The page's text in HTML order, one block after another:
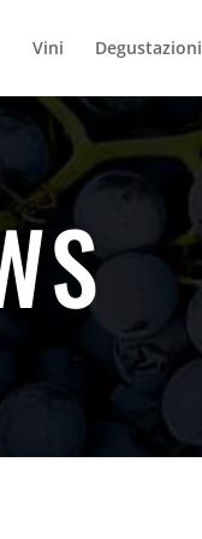
Vini Degustazioni